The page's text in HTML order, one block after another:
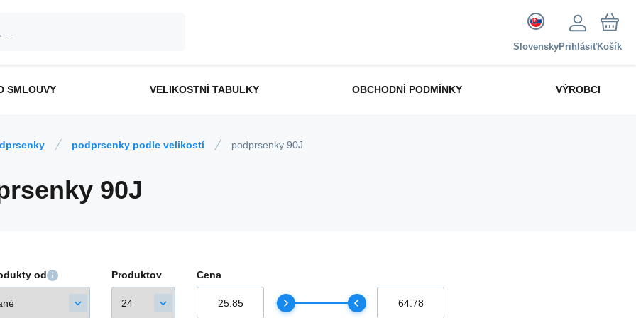
SlovenskyPrihlásiťKošík
SMLOUVY VELIKOSTNÍ TABULKY OBCHODNÍ PODMÍNKY VÝROBCI
podprsenky podle velikostí podprsenky 90J
90J
od Produktov Cena